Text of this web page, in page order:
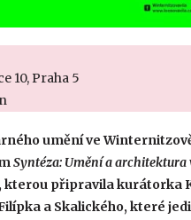
10, Praha 5
umění ve
Syntéza: Umění a
kterou připravila kurátorka
a Skalického, které